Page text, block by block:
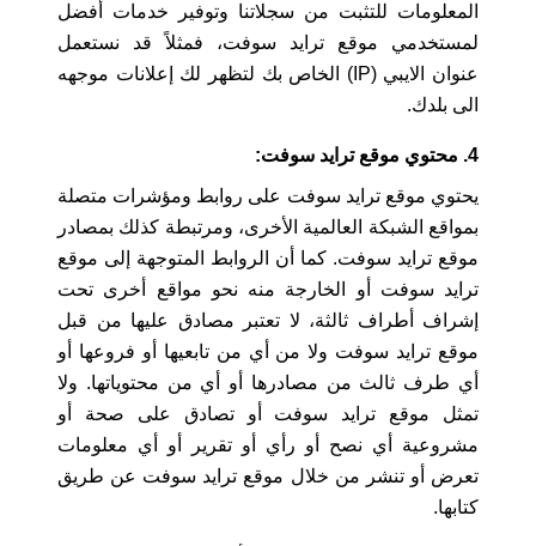
المعلومات للتثبت من سجلاتنا وتوفير خدمات أفضل
لمستخدمي موقع ترايد سوفت، فمثلاً قد نستعمل
عنوان الايبي (IP) الخاص بك لتظهر لك إعلانات موجهه
الى بلدك.
4. محتوي موقع ترايد سوفت:
يحتوي موقع ترايد سوفت على روابط ومؤشرات متصلة
بمواقع الشبكة العالمية الأخرى، ومرتبطة كذلك بمصادر
موقع ترايد سوفت. كما أن الروابط المتوجهة إلى موقع
ترايد سوفت أو الخارجة منه نحو مواقع أخرى تحت
إشراف أطراف ثالثة، لا تعتبر مصادق عليها من قبل
موقع ترايد سوفت ولا من أي من تابعيها أو فروعها أو
أي طرف ثالث من مصادرها أو أي من محتوياتها. ولا
تمثل موقع ترايد سوفت أو تصادق على صحة أو
مشروعية أي نصح أو رأي أو تقرير أو أي معلومات
تعرض أو تنشر من خلال موقع ترايد سوفت عن طريق
كتابها.